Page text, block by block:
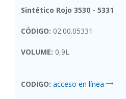
Sintético Rojo 3530 - 5331
CÓDIGO: 02.00.05331
VOLUME: 0,9L
CODIGO: acceso en línea